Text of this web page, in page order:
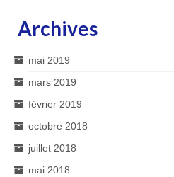
Archives
mai 2019
mars 2019
février 2019
octobre 2018
juillet 2018
mai 2018